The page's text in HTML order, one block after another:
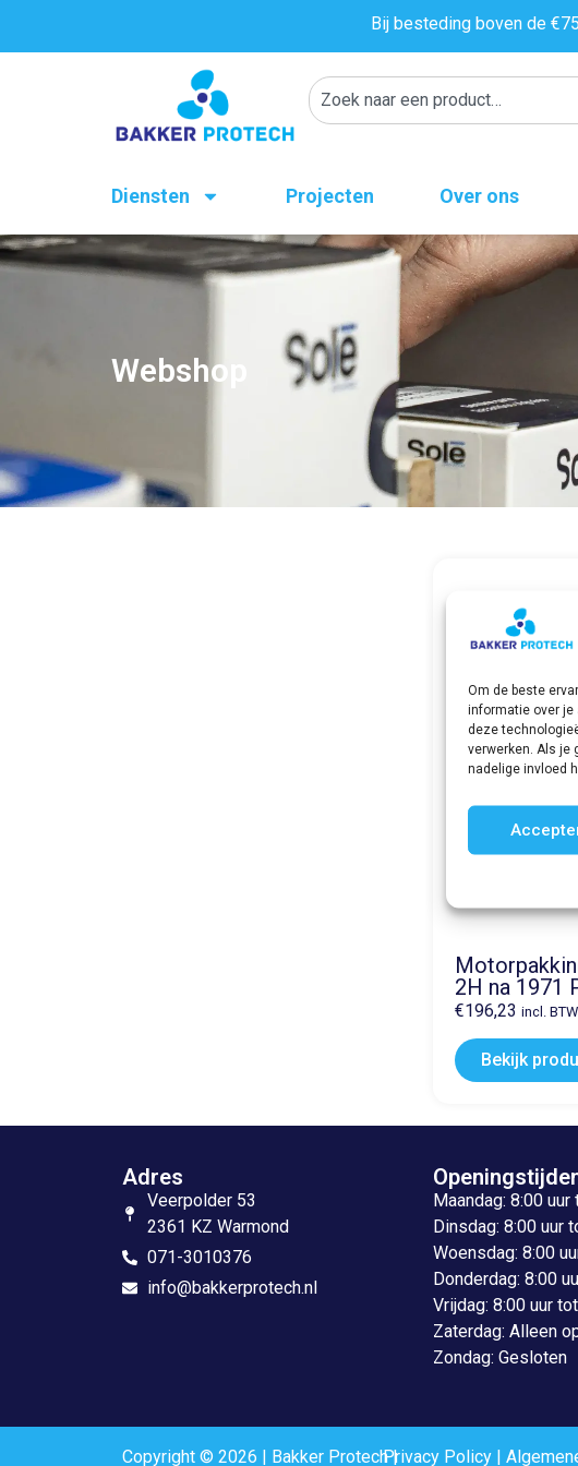
Om de beste
informatie over je
deze
verwerken. Als je
nadelige invloed
Bij besteding boven de
Diensten Projecten Over ons
Webshop
2H na 1971
€196,23 incl. BTW
Bekijk
Adres
Veerpolder 53
2361 KZ Warmond
071-3010376
info@bakkerprotech.nl
Maandag: 8:00 uur
Dinsdag: 8:00 uur
Woensdag: 8:00
Donderdag: 8:00
Vrijdag: 8:00 uur
Zaterdag: Alleen
Zondag: Gesloten
Copyright © 2026 | Bakker Protech |Privacy Policy